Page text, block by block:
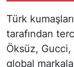
Türk
tarafından
Öksüz,
global